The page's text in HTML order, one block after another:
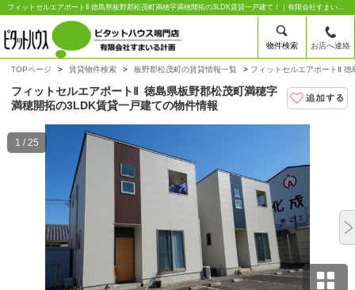
物件検索 お店へ連絡
フィットセルエアポートⅡ 徳島県板野郡松茂町満穂字満穂開拓の3LDK賃貸一戸建て！｜有限会社すまいる計画
TOPページ 賃貸物件検索 板野郡松茂町の賃貸情報一覧 フィットセルエアポートⅡ
フィットセルエアポートⅡ 徳島県板野郡松茂町満穂字
満穂開拓の3LDK賃貸一戸建ての物件情報
1 / 25